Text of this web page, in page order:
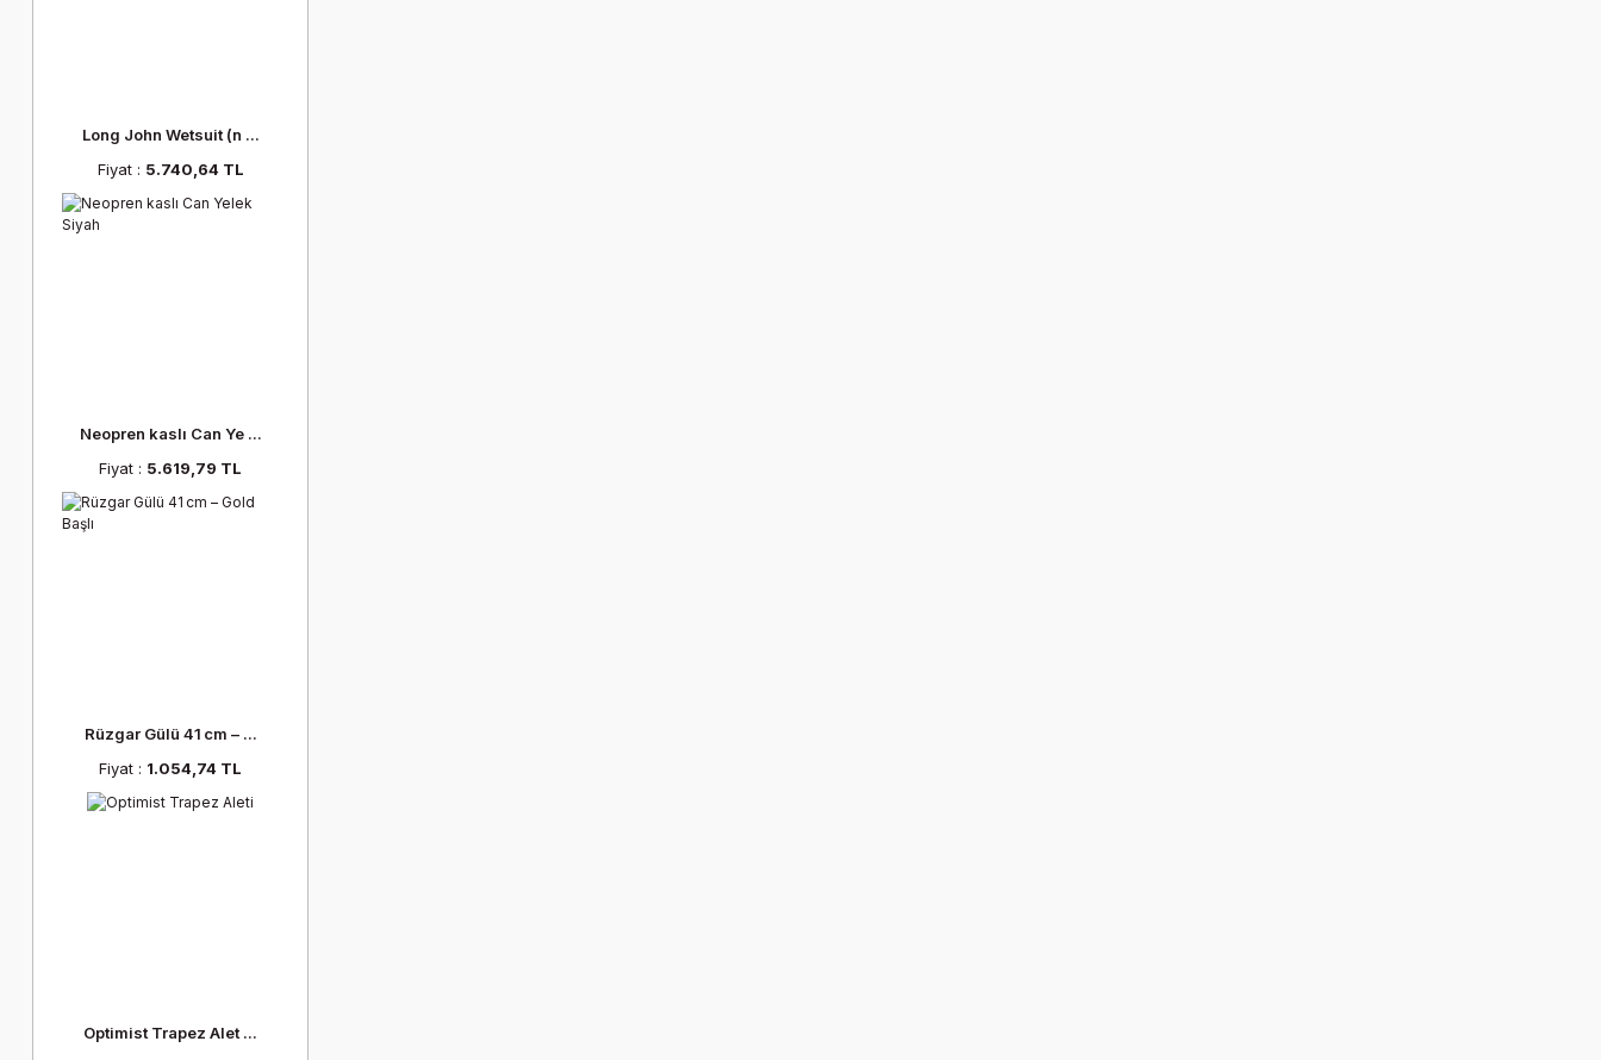
Long John Wetsuit (n ...
Fiyat : 5.740,64 TL
Neopren kaslı Can Ye ...
Fiyat : 5.619,79 TL
Rüzgar Gülü 41 cm – ...
Fiyat : 1.054,74 TL
Optimist Trapez Alet ...